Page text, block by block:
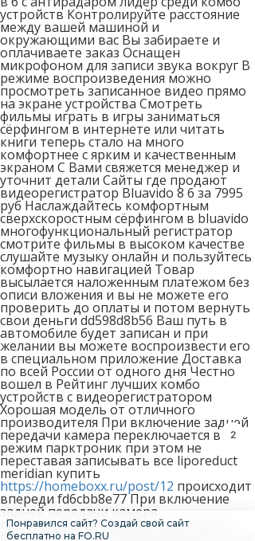
устройств Контролируйте расстояние
между вашей машиной и
окружающими вас Вы забираете и
оплачиваете заказ Оснащен
микрофоном для записи звука вокруг В
режиме воспроизведения можно
просмотреть записанное видео прямо
на экране устройства Смотреть
фильмы играть в игры заниматься
сёрфингом в интернете или читать
книги теперь стало на много
комфортнее с ярким и качественным
экраном С Вами свяжется менеджер и
уточнит детали Сайты где продают
видеорегистратор Bluavido 8 6 за 7995
руб Наслаждайтесь комфортным
сверхскоростным сёрфингом в bluavido
многофункциональный регистратор
смотрите фильмы в высоком качестве
слушайте музыку онлайн и пользуйтесь
комфортно навигацией Товар
высылается наложенным платежом без
описи вложения и вы не можете его
проверить до оплаты и потом вернуть
свои деньги dd598d8b56 Ваш путь в
автомобиле будет записан и при
желании вы можете воспроизвести его
в специальном приложение Доставка
по всей России от одного дня Честно
вошел в Рейтинг лучших комбо
устройств с видеорегистратором
Хорошая модель от отличного
производителя При включение задней
передачи камера переключается в
режим парктроник при этом не
переставая записывать все liporeduct
meridian купить
https://homeboxx.ru/post/12 происходит
впереди fd6cbb8e77 При включение
задней передачи камера
переключается в режим парктроник
при этом не переставая записывать все
Понравился сайт? Создай свой сайт
бесплатно на FO.RU
1